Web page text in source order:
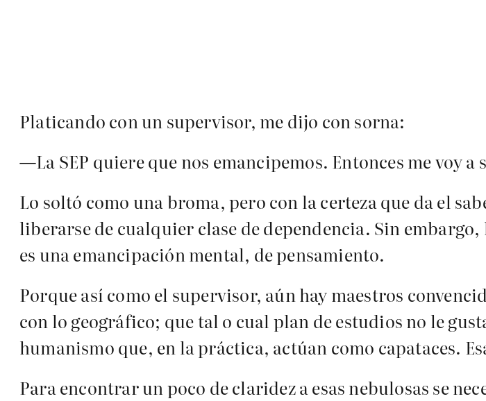
Platicando con un supervisor, me dijo con sorna:
—La SEP quiere que nos emancipemos. Entonces me voy a
Lo soltó como una broma, pero con la certeza que da el
liberarse de cualquier clase de dependencia. Sin
es una emancipación mental, de pensamiento.
Porque así como el supervisor, aún hay maestros
con lo geográfico; que tal o cual plan de estudios no le
humanismo que, en la práctica, actúan como capataces.
Para encontrar un poco de claridez a esas nebulosas se